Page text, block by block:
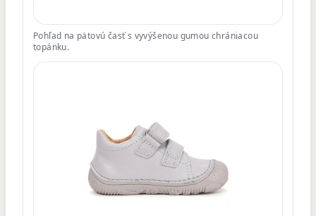
Pohľad na pätovú časť s vyvýšenou gumou chrániacou
topánku.